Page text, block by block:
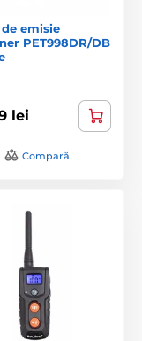
emisie
PET998DR/DB
lei
Compară